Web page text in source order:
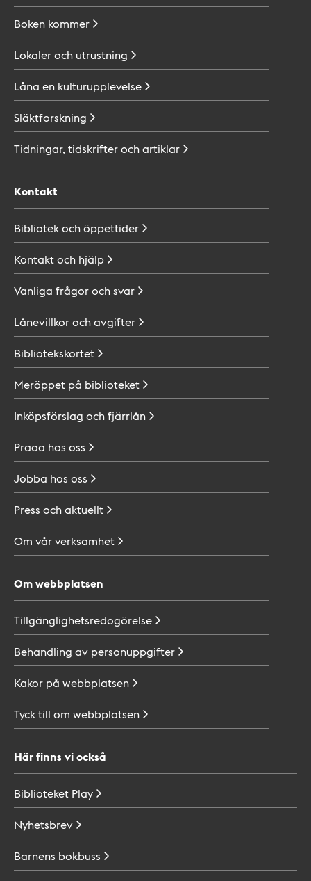
Boken kommer
Lokaler och utrustning
Låna en kulturupplevelse
Släktforskning
Tidningar, tidskrifter ochartiklar
Kontakt
Bibliotek ochöppettider
Kontakt och hjälp
Vanliga frågor ochsvar
Lånevillkor ochavgifter
Bibliotekskortet
Meröppet på biblioteket
Inköpsförslag ochfjärrlån
Praoa hos oss
Jobba hos oss
Press ochaktuellt
Om vårverksamhet
Om webbplatsen
Tillgänglighetsredogörelse
Behandling av personuppgifter
Kakor på webbplatsen
Tyck till om webbplatsen
Här finns vi också
Biblioteket Play
Nyhetsbrev
Barnens bokbuss